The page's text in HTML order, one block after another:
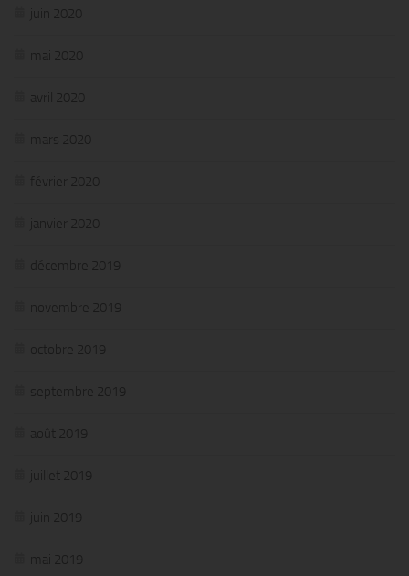
juin 2020
mai 2020
avril 2020
mars 2020
février 2020
janvier 2020
décembre 2019
novembre 2019
octobre 2019
septembre 2019
août 2019
juillet 2019
juin 2019
mai 2019